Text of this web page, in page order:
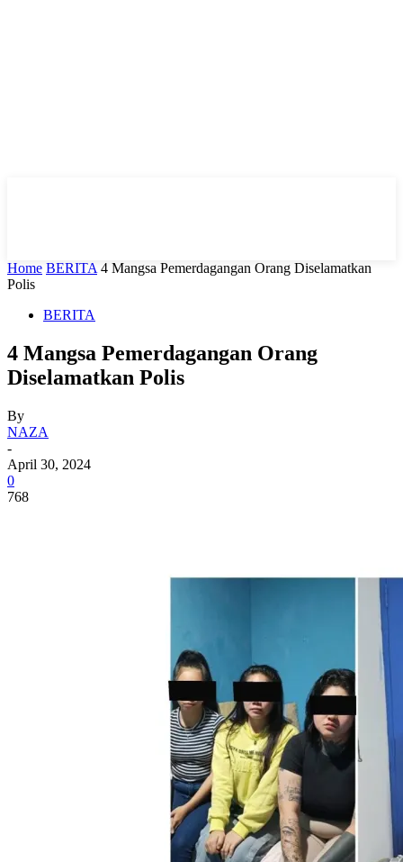
Home BERITA 4 Mangsa Pemerdagangan Orang Diselamatkan
Polis
BERITA
4 Mangsa Pemerdagangan Orang
Diselamatkan Polis
By
NAZA
-
April 30, 2024
0
768